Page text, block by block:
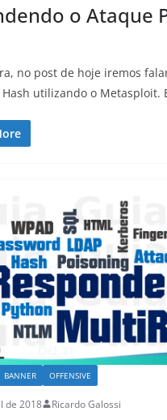
o Ataque
no post de hoje iremos
Hash utilizando o Metasploit.
BANNER OFFENSIVE
de 2018 Ricardo Galossi